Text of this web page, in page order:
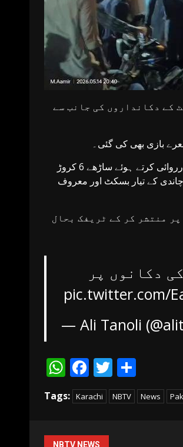
کے دکانداروں کی جانب سے
بازی بھی کی گئی۔
واضح رہے کہ چند روز قبل وفاقی تحقیقاتی ادارے نے صدر جیولرز مارکیٹ میں چھاپہ مار کارروائی کرتے ہوئے ساڑھے 6 کروڑ
کے تیار بسکٹ اور معروف
منتشر کر کے ٹریفک بحال
دکانوں پر
pic.twitter.com/
— Ali Tanoli
WhatsApp
Facebook
Twitter
Tags: Karachi NBTV News
NBTV NEWS